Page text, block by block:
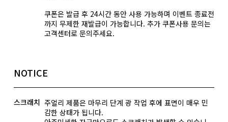
쿠폰은 발급 후 24시간 동안 사용 가능하며 이벤트 종료전
까지 무제한 재발급이 가능합니다. 추가 쿠폰사용 문의는
고객센터로 문의주세요.
NOTICE
스크래치 주얼리 제품은 마무리 단계 광 작업 후에 표면이 매우 민
감한 상태가 됩니다.